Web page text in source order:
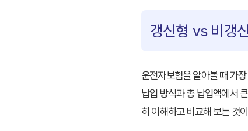
갱신형 vs 비갱
운전자보험을 알아볼 때 가
납입 방식과 총 납입액에서
히 이해하고 비교해 보는 것